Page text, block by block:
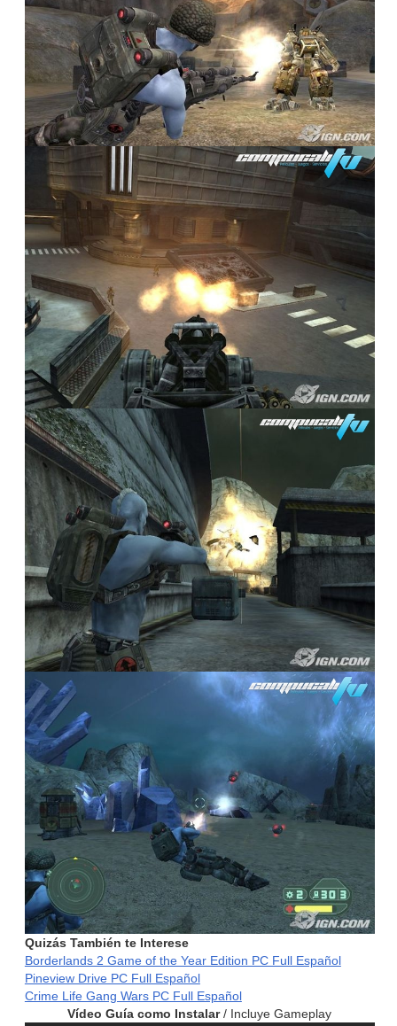
Quizás También te Interese
Borderlands 2 Game of the Year Edition PC Full Español
Pineview Drive PC Full Español
Crime Life Gang Wars PC Full Español
Vídeo Guía como Instalar/ Incluye Gameplay